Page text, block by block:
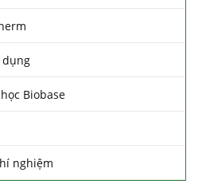
dụng
Biobase
nghiệm